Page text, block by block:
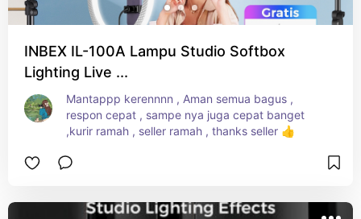
INBEX IL-100A Lampu Studio Softbox
Lighting Live ...
Mantappp kerennnn , Aman semua bagus ,
respon cepat , sampe nya juga cepat banget
,kurir ramah , seller ramah , thanks seller 👍